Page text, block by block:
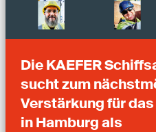
Die KAEFER
sucht zum
Verstärkung für
in Hamburg als